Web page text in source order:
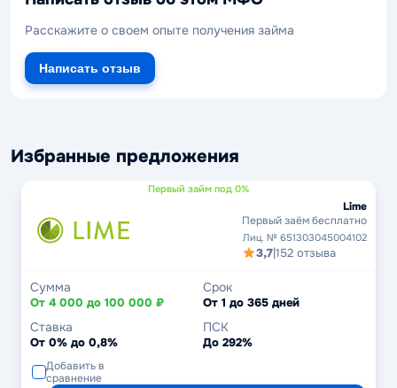
Расскажите о своем опыте получения займа
Написать отзыв
Избранные предложения
Первый займ под 0%
Lime
Первый заём бесплатно
Лиц. № 651303045004102
3,7|152 отзыва
Сумма
От 4 000 до 100 000 ₽
Срок
От 1 до 365 дней
Ставка
От 0% до 0,8%
ПСК
До 292%
Добавить в
сравнение